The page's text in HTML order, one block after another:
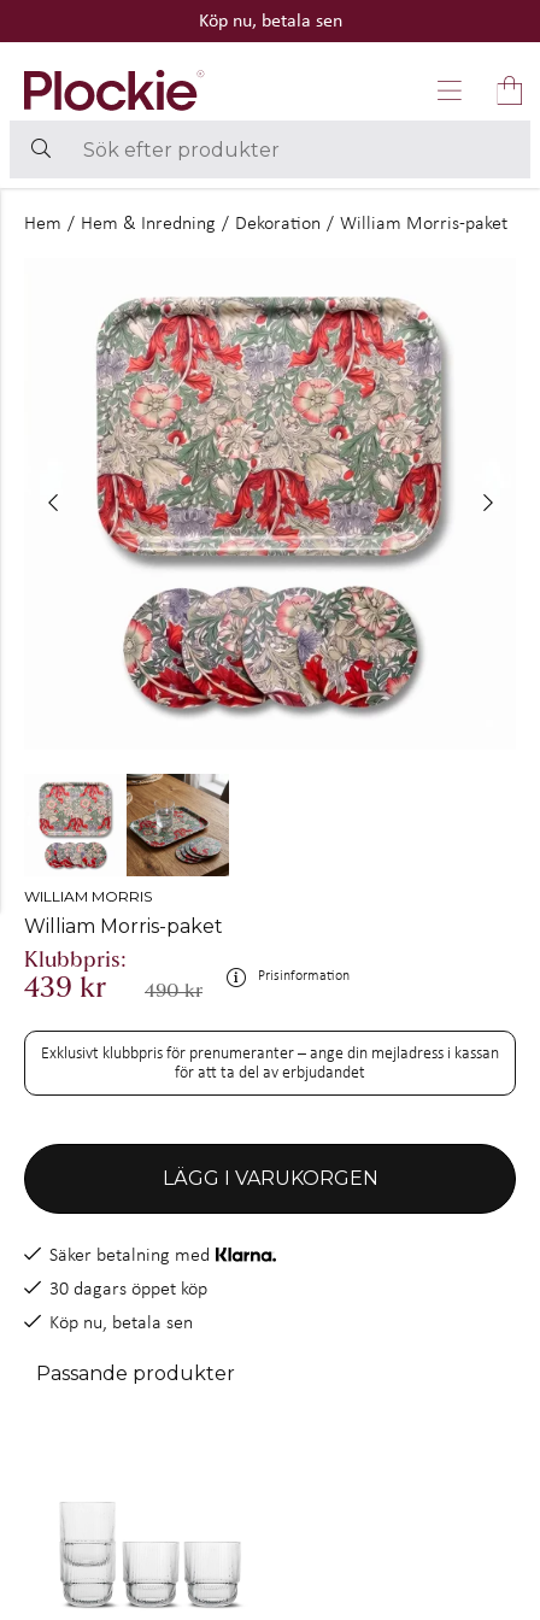
Köp nu, betala sen
Hem / Hem & Inredning / Dekoration / William Morris-paket
WILLIAM MORRIS
William Morris-paket
439 kr 490 kr
Prisinformation
Exklusivt klubbpris för prenumeranter – ange din mejladress i kassan
för att ta del av erbjudandet
LÄGG I VARUKORGEN
Säker betalning med
30 dagars öppet köp
Köp nu, betala sen
Passande produkter